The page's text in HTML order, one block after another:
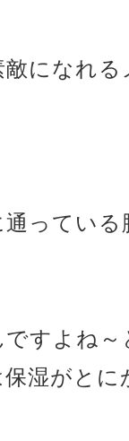
になれ
ってい
すよね
保湿がと